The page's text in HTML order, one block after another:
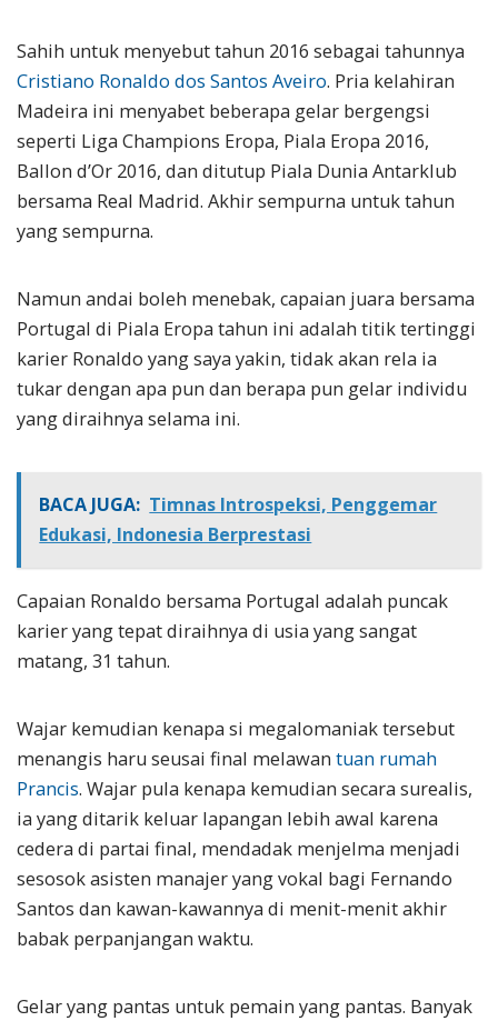
Sahih untuk menyebut tahun 2016 sebagai tahunnya
Cristiano Ronaldo dos Santos Aveiro. Pria kelahiran
Madeira ini menyabet beberapa gelar bergengsi
seperti Liga Champions Eropa, Piala Eropa 2016,
Ballon d’Or 2016, dan ditutup Piala Dunia Antarklub
bersama Real Madrid. Akhir sempurna untuk tahun
yang sempurna.
Namun andai boleh menebak, capaian juara bersama
Portugal di Piala Eropa tahun ini adalah titik tertinggi
karier Ronaldo yang saya yakin, tidak akan rela ia
tukar dengan apa pun dan berapa pun gelar individu
yang diraihnya selama ini.
BACA JUGA: Timnas Introspeksi, Penggemar
Edukasi, Indonesia Berprestasi
Capaian Ronaldo bersama Portugal adalah puncak
karier yang tepat diraihnya di usia yang sangat
matang, 31 tahun.
Wajar kemudian kenapa si megalomaniak tersebut
menangis haru seusai final melawan tuan rumah
Prancis. Wajar pula kenapa kemudian secara surealis,
ia yang ditarik keluar lapangan lebih awal karena
cedera di partai final, mendadak menjelma menjadi
sesosok asisten manajer yang vokal bagi Fernando
Santos dan kawan-kawannya di menit-menit akhir
babak perpanjangan waktu.
Gelar yang pantas untuk pemain yang pantas. Banyak